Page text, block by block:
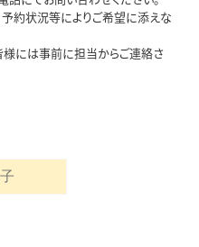
約状況等によりご希望に添えな
には事前に担当からご連絡さ